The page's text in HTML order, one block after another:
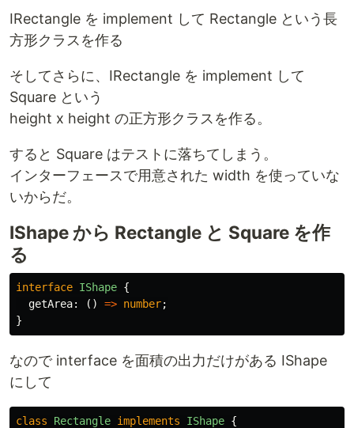
IRectangle を implement して Rectangle という長
方形クラスを作る
そしてさらに、IRectangle を implement して
Square という
height x height の正方形クラスを作る。
すると Square はテストに落ちてしまう。
インターフェースで用意された width を使っていな
いからだ。
IShape から Rectangle と Square を作
る
interface IShape {
getArea: () => number;
}
なので interface を面積の出力だけがある IShape
にして
class Rectangle implements IShape {